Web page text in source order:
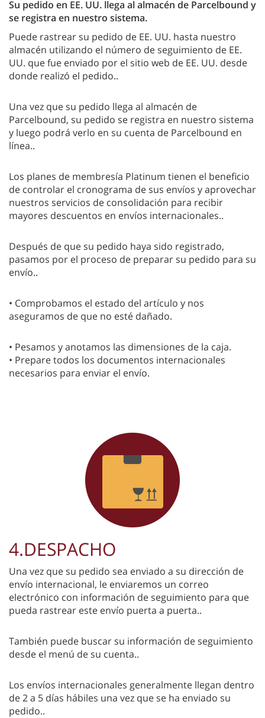
Su pedido en EE. UU. llega al almacén de Parcelbound y
se registra en nuestro sistema.
Puede rastrear su pedido de EE. UU. hasta nuestro
almacén utilizando el número de seguimiento de EE.
UU. que fue enviado por el sitio web de EE. UU. desde
donde realizó el pedido..
Una vez que su pedido llega al almacén de
Parcelbound, su pedido se registra en nuestro sistema
y luego podrá verlo en su cuenta de Parcelbound en
línea..
Los planes de membresía Platinum tienen el beneficio
de controlar el cronograma de sus envíos y aprovechar
nuestros servicios de consolidación para recibir
mayores descuentos en envíos internacionales..
Después de que su pedido haya sido registrado,
pasamos por el proceso de preparar su pedido para su
envío..
• Comprobamos el estado del artículo y nos
aseguramos de que no esté dañado.
• Pesamos y anotamos las dimensiones de la caja.
• Prepare todos los documentos internacionales
necesarios para enviar el envío.
4.DESPACHO
Una vez que su pedido sea enviado a su dirección de
envío internacional, le enviaremos un correo
electrónico con información de seguimiento para que
pueda rastrear este envío puerta a puerta..
También puede buscar su información de seguimiento
desde el menú de su cuenta..
Los envíos internacionales generalmente llegan dentro
de 2 a 5 días hábiles una vez que se ha enviado su
pedido..